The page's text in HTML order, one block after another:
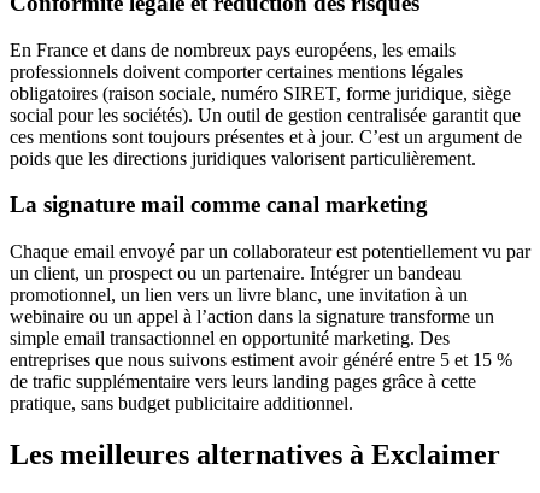
En France et dans de nombreux pays européens, les emails
professionnels doivent comporter certaines mentions légales
obligatoires (raison sociale, numéro SIRET, forme juridique, siège
social pour les sociétés). Un outil de gestion centralisée garantit que
ces mentions sont toujours présentes et à jour. C’est un argument de
poids que les directions juridiques valorisent particulièrement.
La signature mail comme canal marketing
Chaque email envoyé par un collaborateur est potentiellement vu par
un client, un prospect ou un partenaire. Intégrer un bandeau
promotionnel, un lien vers un livre blanc, une invitation à un
webinaire ou un appel à l’action dans la signature transforme un
simple email transactionnel en opportunité marketing. Des
entreprises que nous suivons estiment avoir généré entre 5 et 15 %
de trafic supplémentaire vers leurs landing pages grâce à cette
pratique, sans budget publicitaire additionnel.
Les meilleures alternatives à Exclaimer